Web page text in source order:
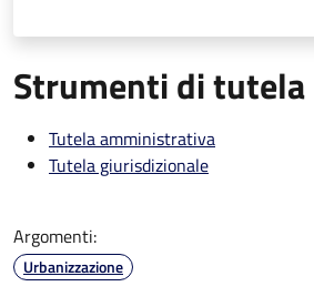
Strumenti di tutela
Tutela amministrativa
Tutela giurisdizionale
Argomenti:
Urbanizzazione